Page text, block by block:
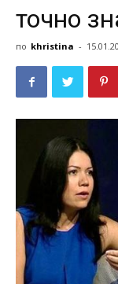
точно
по khristina -